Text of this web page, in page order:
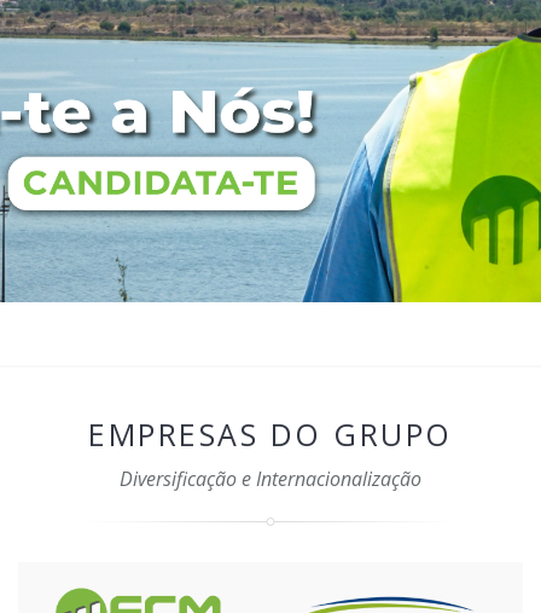
EMPRESAS DO GRUPO
Diversificação e Internacionalização